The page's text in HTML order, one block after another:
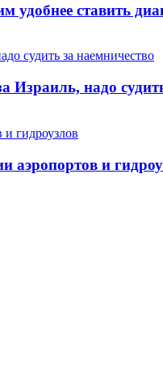
удобнее ставить
надо
аэропортов и